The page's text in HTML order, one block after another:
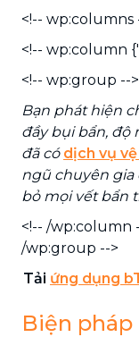
<!-- wp:columns
<!-- wp:column
<!-- wp:group -->
Bạn phát hiện
đầy bụi bẩn, độ
đã có dịch vụ
ngũ chuyên gia
bỏ mọi vết bẩn
<!-- /wp:column
/wp:group -->
Tải ứng dụng
Biện